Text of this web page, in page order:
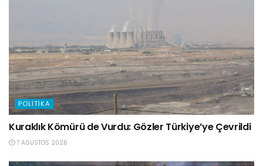
POLITIKA
Kuraklık Kömürü de Vurdu: Gözler Türkiye’ye Çevrildi
7 AĞUSTOS 2026